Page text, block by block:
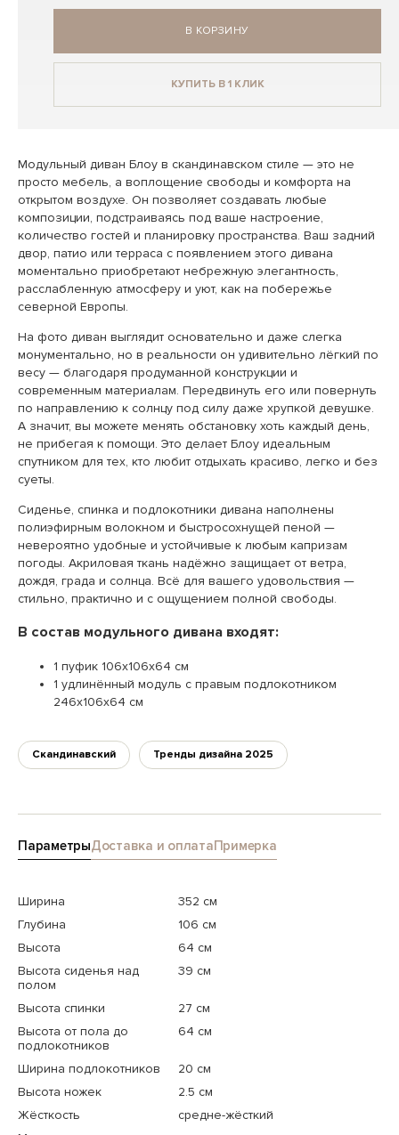
В КОРЗИНУ
КУПИТЬ В 1 КЛИК
Модульный диван Блоу в скандинавском стиле — это не
просто мебель, а воплощение свободы и комфорта на
открытом воздухе. Он позволяет создавать любые
композиции, подстраиваясь под ваше настроение,
количество гостей и планировку пространства. Ваш задний
двор, патио или терраса с появлением этого дивана
моментально приобретают небрежную элегантность,
расслабленную атмосферу и уют, как на побережье
северной Европы.
На фото диван выглядит основательно и даже слегка
монументально, но в реальности он удивительно лёгкий по
весу — благодаря продуманной конструкции и
современным материалам. Передвинуть его или повернуть
по направлению к солнцу под силу даже хрупкой девушке.
А значит, вы можете менять обстановку хоть каждый день,
не прибегая к помощи. Это делает Блоу идеальным
спутником для тех, кто любит отдыхать красиво, легко и без
суеты.
Сиденье, спинка и подлокотники дивана наполнены
полиэфирным волокном и быстросохнущей пеной —
невероятно удобные и устойчивые к любым капризам
погоды. Акриловая ткань надёжно защищает от ветра,
дождя, града и солнца. Всё для вашего удовольствия —
стильно, практично и с ощущением полной свободы.
В состав модульного дивана входят:
1 пуфик 106х106х64 см
1 удлинённый модуль с правым подлокотником
246х106х64 см
Скандинавский Тренды дизайна 2025
ПараметрыДоставка и оплатаПримерка
Ширина
352 см
Глубина
106 см
Высота
64 см
Высота сиденья над
полом
39 см
Высота спинки
27 см
Высота от пола до
подлокотников
64 см
Ширина подлокотников
20 см
Высота ножек
2.5 см
Жёсткость
средне-жёсткий